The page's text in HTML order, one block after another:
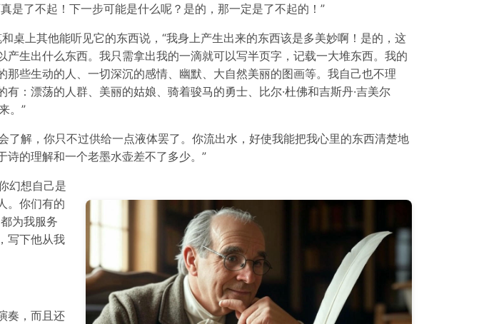
是了不起！下一步可能是什么呢？是的，那一定是了不起的！”
上其他能听见它的东西说，“我身上产生出来的东西该是多美妙啊！是的，这
生出什么东西。我只需拿出我的一滴就可以写半页字，记载一大堆东西。我的
些生动的人、一切深沉的感情、幽默、大自然美丽的图画等。我自己也不理
：漂荡的人群、美丽的姑娘、骑着骏马的勇士、比尔·杜佛和吉斯丹·吉美尔
。”
了解，你只不过供给一点液体罢了。你流出水，好使我能把我心里的东西清楚地
的理解和一个老墨水壶差不了多少。”
幻想自己是
。你们有的
为我服务
写下他从我
奏，而且还